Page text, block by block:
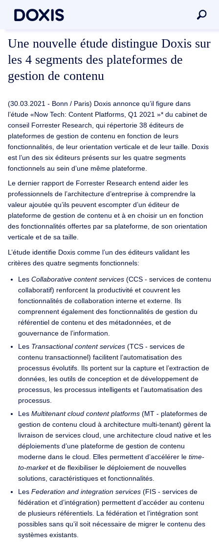
Une nouvelle étude distingue Doxis sur
les 4 segments des plateformes de
gestion de contenu
(30.03.2021 - Bonn / Paris) Doxis annonce qu’il figure dans
l’étude «Now Tech: Content Platforms, Q1 2021 »* du cabinet de
conseil Forrester Research, qui répertorie 38 éditeurs de
plateformes de gestion de contenu en fonction de leurs
fonctionnalités, de leur orientation verticale et de leur taille. Doxis
est l’un des six éditeurs présents sur les quatre segments
fonctionnels au sein d’une même plateforme.
Le dernier rapport de Forrester Research entend aider les
professionnels de l’architecture d’entreprise à comprendre la
valeur ajoutée qu’ils peuvent escompter d’un éditeur de
plateforme de gestion de contenu et à en choisir un en fonction
des fonctionnalités offertes par sa plateforme, de son orientation
verticale et de sa taille.
L’étude identifie Doxis comme l’un des éditeurs validant les
critères des quatre segments fonctionnels:
Les Collaborative content services(CCS - services de contenu
collaboratif) renforcent la productivité et couvrent les
fonctionnalités de collaboration interne et externe. Ils
comprennent également des fonctionnalités de gestion du
référentiel de contenu et des métadonnées, et de
gouvernance de l’information.
Les Transactional content services(TCS - services de
contenu transactionnel) facilitent l’automatisation des
processus évolutifs. Ils portent sur la capture et l’extraction de
données, les outils de conception et de développement de
processus, les processus intelligents et l’automatisation des
processus.
Les Multitenant cloud content platforms(MT - plateformes de
gestion de contenu cloud à architecture multi-tenant) gèrent la
livraison de services cloud, une architecture cloud native et les
déploiements d’une plateforme de gestion de contenu
moderne dans le cloud. Elles permettent d’accélérer le time-
to-marketet de flexibiliser le déploiement de nouvelles
solutions, caractéristiques et fonctionnalités.
Les Federation and integration services(FIS - services de
fédération et d’intégration) permettent d’accéder au contenu
de plusieurs référentiels. La fédération et l’intégration sont
possibles sans qu’il soit nécessaire de migrer le contenu des
systèmes existants.